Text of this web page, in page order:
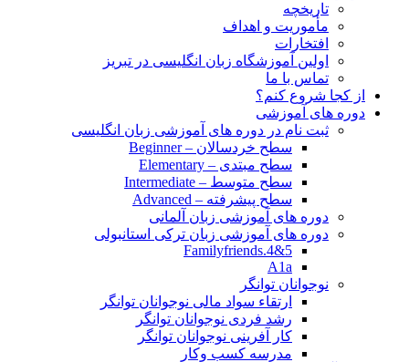
تاریخچه
مأموریت و اهداف
افتخارات
اولین آموزشگاه زبان انگلیسی در تبریز
تماس با ما
از کجا شروع کنم؟
دوره های آموزشی
ثبت نام در دوره های آموزشی زبان انگلیسی
سطح خردسالان – Beginner
سطح مبتدی – Elementary
سطح متوسط – Intermediate
سطح پیشرفته – Advanced
دوره های آموزشی زبان آلمانی
دوره های آموزشی زبان ترکی استانبولی
Familyfriends.4&5
A1a
نوجوانان توانگر
ارتقاء سواد مالی نوجوانان توانگر
رشد فردی نوجوانان توانگر
کار آفرینی نوجوانان توانگر
مدرسه کسب وکار